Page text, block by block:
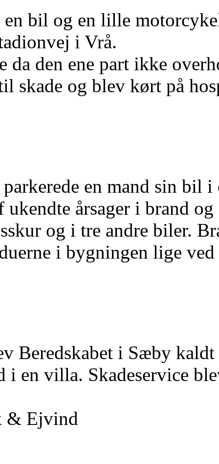
en bil og en lille
i Vrå.
da den ene part ikke
skade og blev kørt på
en mand sin bil
ukendte årsager i brand
og i tre andre biler.
i bygningen lige ved
Beredskabet i Sæby
i en villa. Skadeservice
& Ejvind